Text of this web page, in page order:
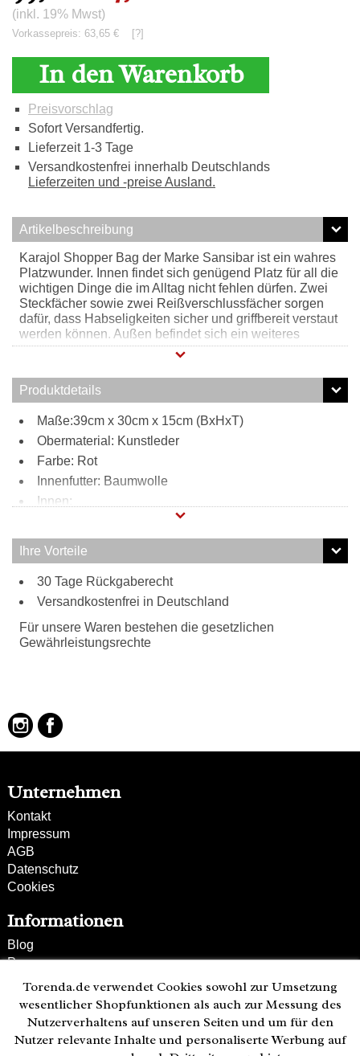
(inkl. 19% Mwst)
Vorkassepreis: 63,65 € [?]
In den Warenkorb
Preisvorschlag
Sofort Versandfertig.
Lieferzeit 1-3 Tage
Versandkostenfrei innerhalb Deutschlands
Lieferzeiten und -preise Ausland.
Artikelbeschreibung
Karajol Shopper Bag der Marke Sansibar ist ein wahres
Platzwunder. Innen findet sich genügend Platz für all die
wichtigen Dinge die im Alltag nicht fehlen dürfen. Zwei
Steckfächer sowie zwei Reißverschlussfächer sorgen
dafür, dass Habseligkeiten sicher und griffbereit verstaut
werden können. Außen befindet sich ein weiteres
Reißverschlussfach welches für zusätzlichen Stauraum
kann diese Henkeltasche bequem zur Umhängetasche
umfunktioniert werden.
Produktdetails
Maße:39cm x 30cm x 15cm (BxHxT)
Obermaterial: Kunstleder
Farbe: Rot
Innenfutter: Baumwolle
Innen:
2 Reißverschlussfächer
2 Steckfächer
Außen:
1 Reißverschlussfach
Tragweise:
Henkel
Schulterriemen
Ihre Vorteile
30 Tage Rückgaberecht
Versandkostenfrei in Deutschland
Für unsere Waren bestehen die gesetzlichen
Gewährleistungsrechte
Unternehmen
Kontakt
Impressum
AGB
Datenschutz
Cookies
Informationen
Blog
Presse
Partner
Versand und Zahlung
Bestellung wiederrufen
Kunden-Hotline
Torenda.de verwendet Cookies sowohl zur Umsetzung
wesentlicher Shopfunktionen als auch zur Messung des
Nutzerverhaltens auf unseren Seiten und um für den
Nutzer relevante Inhalte und personaliserte Werbung auf